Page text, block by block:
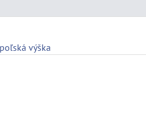
výška